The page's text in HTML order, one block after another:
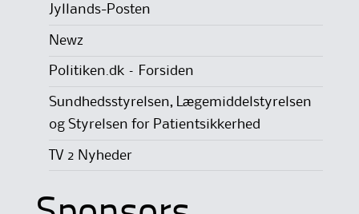
Jyllands-Posten
Newz
Politiken.dk – Forsiden
Sundhedsstyrelsen, Lægemiddelstyrelsen
og Styrelsen for Patientsikkerhed
TV 2 Nyheder